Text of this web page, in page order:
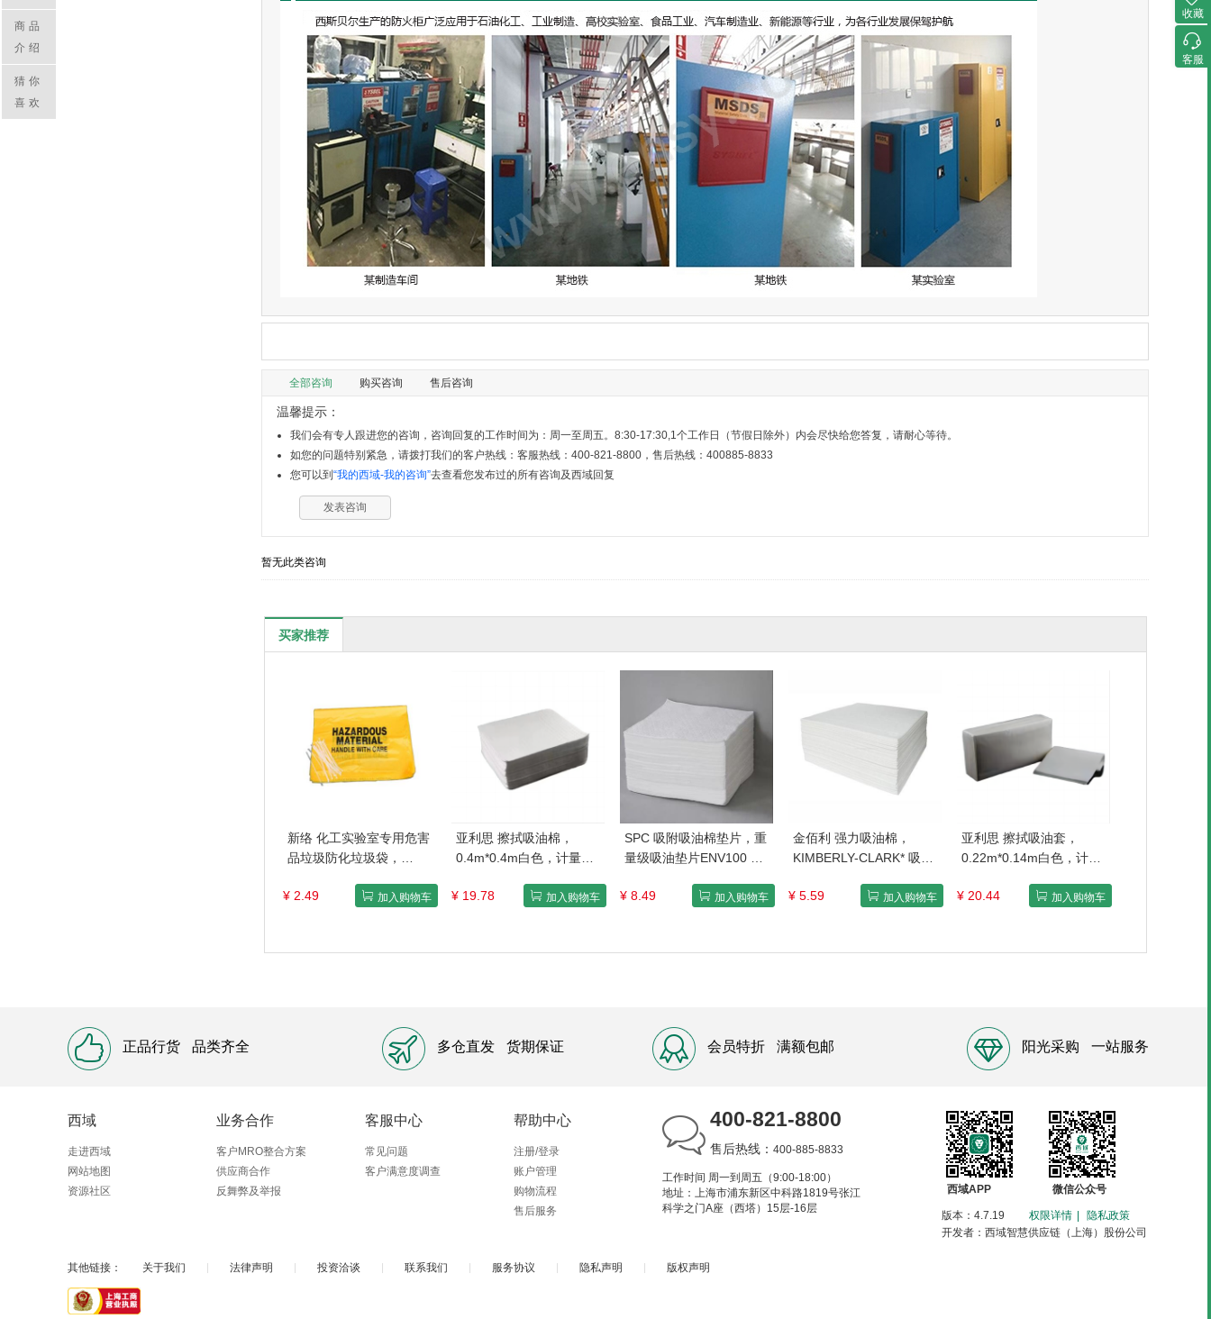
全部咨询 购买咨询 售后咨询
温馨提示：
我们会有专人跟进您的咨询，咨询回复的工作时间为：周一至周五。8:30-17:30,1个工作日（节假日除外）内会尽快给您答复，请耐心等待。
如您的问题特别紧急，请拨打我们的客户热线：客服热线：400-821-8800，售后热线：400885-8833
您可以到 “我的西域-我的咨询”去查看您发布过的所有咨询及西域回复
发表咨询
暂无此类咨询
买家推荐
新络 化工实验室专用危害
品垃圾防化垃圾袋，
规格：1个
¥ 2.49 加入购物车
亚利思 擦拭吸油棉，
0.4m*0.4m白色，计量单
¥ 19.78
加入购物车
SPC 吸附吸油棉垫片，重
量级吸油垫片ENV100 尺
¥ 8.49
加入购物车
金佰利 强力吸油棉，
KIMBERLY-CLARK* 吸油
KIMBERLY-CLARK* 吸油
¥ 5.59 加入购物车
亚利思 擦拭吸油套，
0.22m*0.14m白色，计量
¥ 20.44
加入购物车
商品
介绍
猜你
喜欢
正品行货 品类齐全 多仓直发 货期保证 会员特折 满额包邮 阳光采购 一站服务
西域
走进西域
网站地图
资源社区
业务合作
客户MRO整合方案
供应商合作
反舞弊及举报
客服中心
常见问题
客户满意度调查
帮助中心
注册/登录
账户管理
购物流程
售后服务
400-821-8800
售后热线： 400-885-8833
工作时间 周一到周五（9:00-18:00）
地址：上海市浦东新区中科路1819号张江
科学之门A座（西塔）15层-16层
微信公众号
西域APP
版本：4.7.19 权限详情
隐私政策
开发者：西域智慧供应链（上海）股份公司
其他链接： 关于我们 法律声明 投资洽谈 联系我们 服务协议 隐私声明 版权声明
收藏
客服